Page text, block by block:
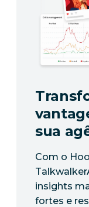
sua
Com o
insights
fortes e